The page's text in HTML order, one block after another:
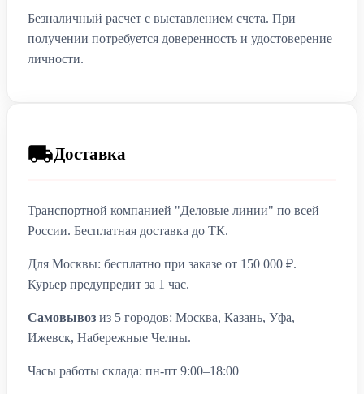
Безналичный расчет с выставлением счета. При
получении потребуется доверенность и удостоверение
личности.
Доставка
Транспортной компанией "Деловые линии" по всей
России. Бесплатная доставка до ТК.
Для Москвы: бесплатно при заказе от 150 000 ₽.
Курьер предупредит за 1 час.
Самовывоз из 5 городов: Москва, Казань, Уфа,
Ижевск, Набережные Челны.
Часы работы склада: пн-пт 9:00–18:00